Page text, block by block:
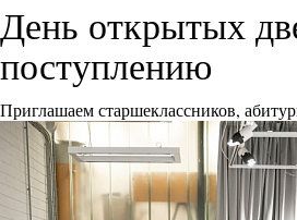
День открытых
поступлению
Приглашаем старшеклассников,